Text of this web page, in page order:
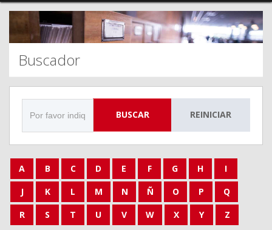
Buscador
BUSCAR REINICIAR
A B C D E F G H
I
J
K L M N Ñ O P
Q
R
S T U V W X Y Z